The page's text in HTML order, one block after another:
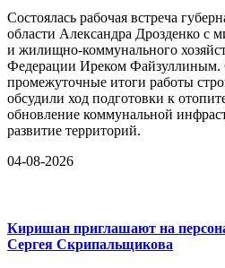
Состоялась рабочая встреча
области Александра Дрозденко с
и жилищно-коммунального
Федерации Иреком Файзуллиным.
промежуточные итоги работы
обсудили ход подготовки к
обновление коммунальной
развитие территорий.
04-08-2026
Киришан приглашают на
Сергея Скрипальщикова